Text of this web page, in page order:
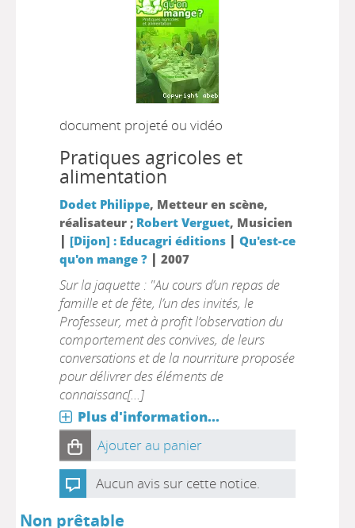
document projeté ou vidéo
Pratiques agricoles et
alimentation
Dodet Philippe, Metteur en scène,
réalisateur ; Robert Verguet, Musicien
| [Dijon] : Educagri éditions| Qu'est-ce
qu'on mange ?| 2007
Sur la jaquette : "Au cours d’un repas de
famille et de fête, l’un des invités, le
Professeur, met à profit l’observation du
comportement des convives, de leurs
conversations et de la nourriture proposée
pour délivrer des éléments de
connaissanc[...]
Plus d'information...
Ajouter au panier
Aucun avis sur cette notice.
Non prêtable